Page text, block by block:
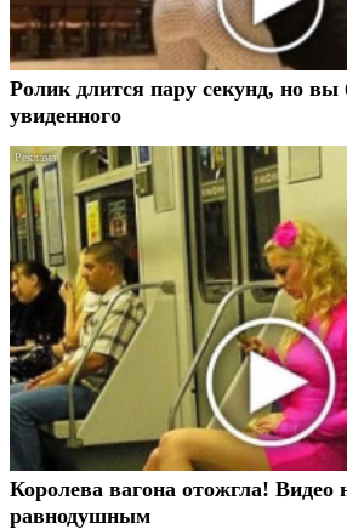
Ролик длится пару секунд, но вы
увиденного
Королева вагона отожгла! Видео
равнодушным